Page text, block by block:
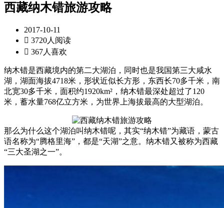
西藏纳木错旅游攻略
2017-10-11
 3720人阅读
 367人喜欢
纳木错是西藏境内的第二大湖泊，同时也是我国第三大咸水
湖，湖面海拔4718米，形状近似长方形，东西长70多千米，南
北宽30多千米，面积约1920km²，纳木错最深处超过了120
米，蓄水量768亿立方米，为世界上海拔最高的大型湖泊。
那么为什么这个湖泊叫纳木错呢，其实“纳木错”为藏语，蒙古
语名称为“腾格里海”，都是“天湖”之意。纳木错又被称为西藏
“三大圣湖之一”。